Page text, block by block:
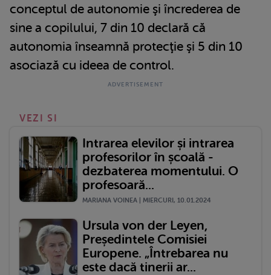
conceptul de autonomie şi încrederea de
sine a copilului, 7 din 10 declară că
autonomia înseamnă protecţie şi 5 din 10
asociază cu ideea de control.
VEZI SI
Intrarea elevilor și intrarea
profesorilor în școală -
dezbaterea momentului. O
profesoară...
MARIANA VOINEA | MIERCURI, 10.01.2024
Ursula von der Leyen,
Președintele Comisiei
Europene. „Întrebarea nu
este dacă tinerii ar...